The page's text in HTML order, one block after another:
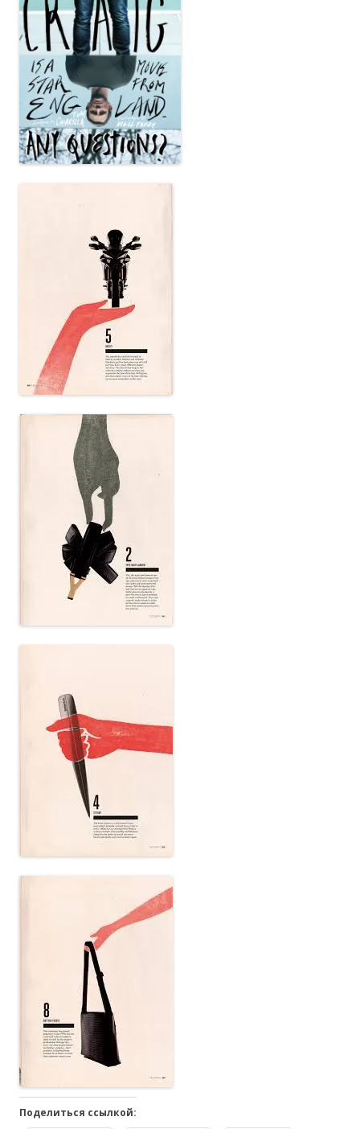
Поделиться ссылкой: